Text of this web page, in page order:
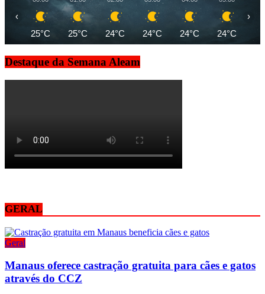
25°C 25°C 24°C 24°C 24°C 24°C
‹ ›
Destaque da Semana Aleam
GERAL
Geral
Manaus oferece castração gratuita para cães e gatos
através do CCZ